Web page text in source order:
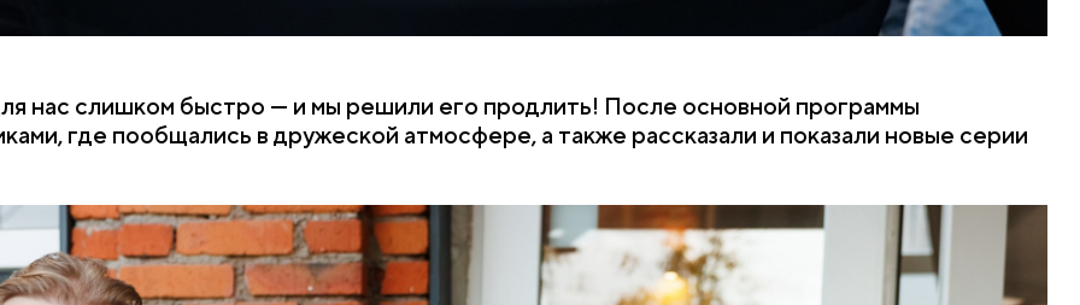
нас слишком быстро — и мы решили его продлить! После основной программы
где пообщались в дружеской атмосфере, а также рассказали и показали новые серии